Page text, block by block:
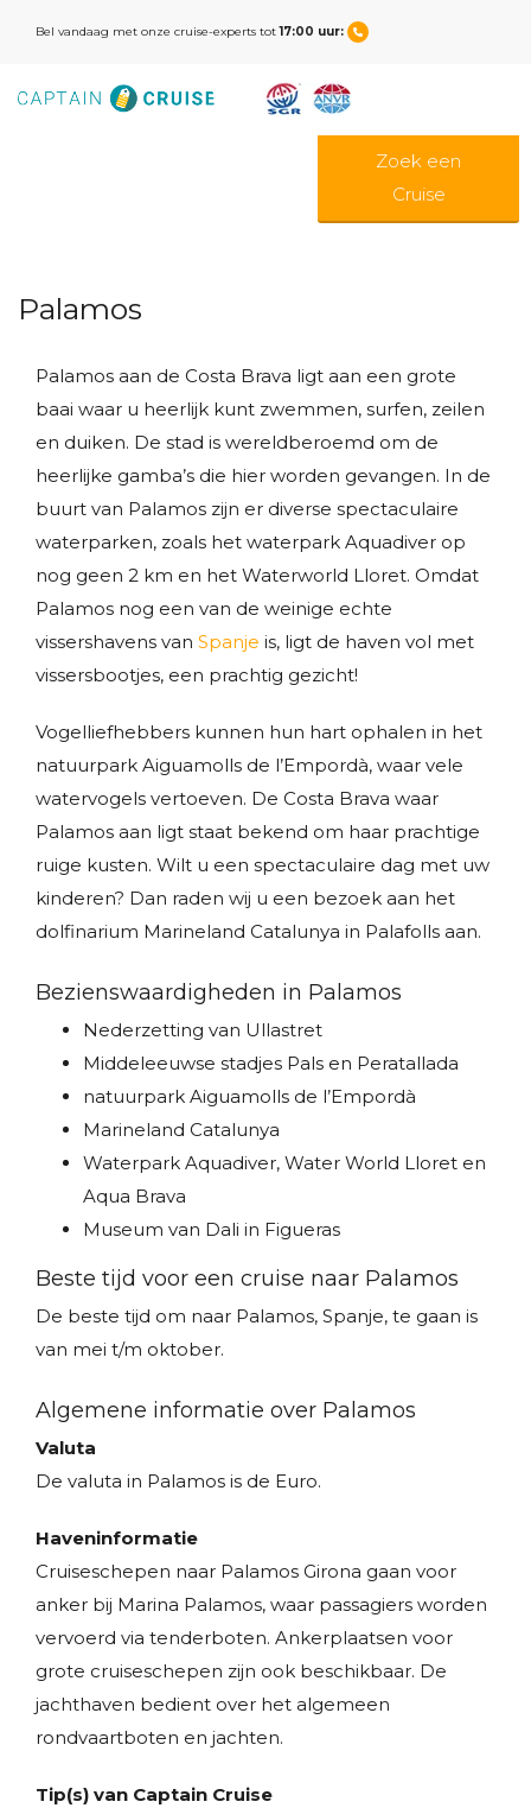
Bel vandaag met onze cruise-experts tot17:00 uur:
Zoek een
Cruise
Palamos
Palamos aan de Costa Brava ligt aan een grote
baai waar u heerlijk kunt zwemmen, surfen, zeilen
en duiken. De stad is wereldberoemd om de
heerlijke gamba’s die hier worden gevangen. In de
buurt van Palamos zijn er diverse spectaculaire
waterparken, zoals het waterpark Aquadiver op
nog geen 2 km en het Waterworld Lloret. Omdat
Palamos nog een van de weinige echte
vissershavens van Spanje is, ligt de haven vol met
vissersbootjes, een prachtig gezicht!
Vogelliefhebbers kunnen hun hart ophalen in het
natuurpark Aiguamolls de l’Empordà, waar vele
watervogels vertoeven. De Costa Brava waar
Palamos aan ligt staat bekend om haar prachtige
ruige kusten. Wilt u een spectaculaire dag met uw
kinderen? Dan raden wij u een bezoek aan het
dolfinarium Marineland Catalunya in Palafolls aan.
Bezienswaardigheden in Palamos
Nederzetting van Ullastret
Middeleeuwse stadjes Pals en Peratallada
natuurpark Aiguamolls de l’Empordà
Marineland Catalunya
Waterpark Aquadiver, Water World Lloret en
Aqua Brava
Museum van Dali in Figueras
Beste tijd voor een cruise naar Palamos
De beste tijd om naar Palamos, Spanje, te gaan is
van mei t/m oktober.
Algemene informatie over Palamos
Valuta
De valuta in Palamos is de Euro.
Haveninformatie
Cruiseschepen naar Palamos Girona gaan voor
anker bij Marina Palamos, waar passagiers worden
vervoerd via tenderboten. Ankerplaatsen voor
grote cruiseschepen zijn ook beschikbaar. De
jachthaven bedient over het algemeen
rondvaartboten en jachten.
Tip(s) van Captain Cruise